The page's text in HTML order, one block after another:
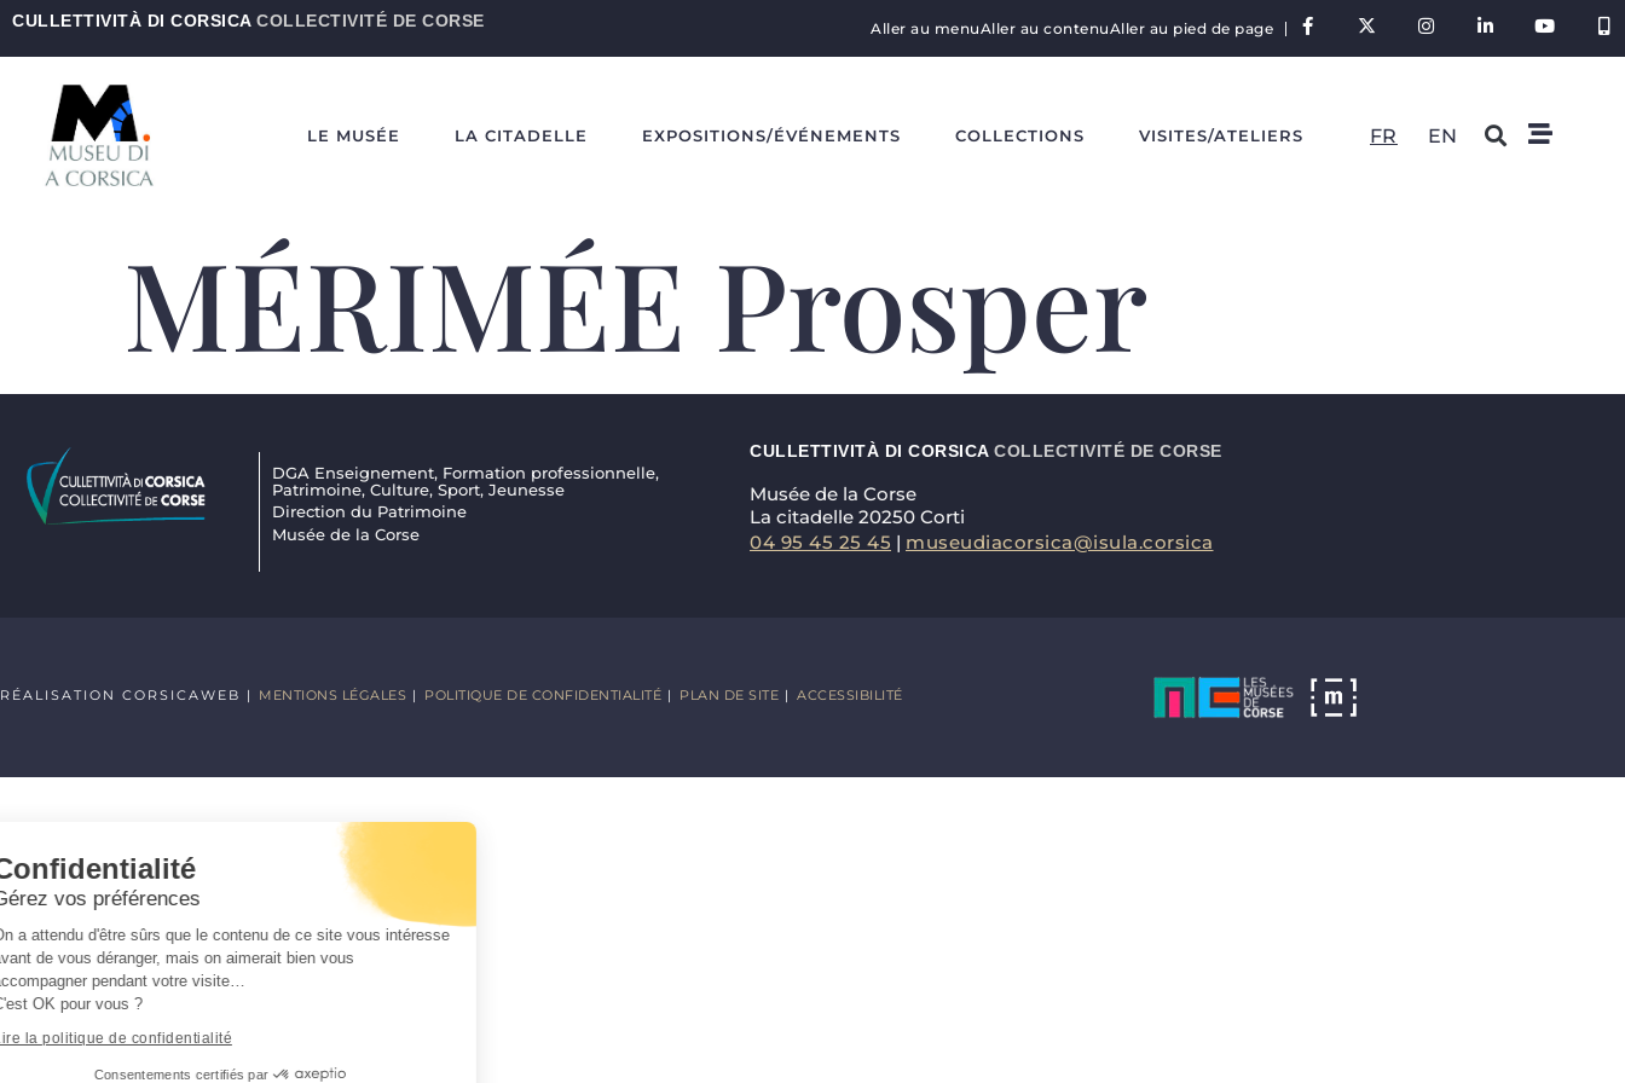
Confidentialité
Gérez vos préférences
On a attendu d'être sûrs que le contenu de ce site vous intéresse
avant de vous déranger, mais on aimerait bien vous
accompagner pendant votre visite…
C'est OK pour vous ?
Lire la politique de confidentialité
Consentements certifiés par
CULLETTIVITÀ DI CORSICA COLLECTIVITÉ DE CORSE Aller au menuAller au contenuAller au pied de page
LE MUSÉE LA CITADELLE EXPOSITIONS/ÉVÉNEMENTS COLLECTIONS VISITES/ATELIERS FR EN
MÉRIMÉE Prosper
DGA Enseignement, Formation professionnelle,
Patrimoine, Culture, Sport, Jeunesse
Direction du Patrimoine
Musée de la Corse
CULLETTIVITÀ DI CORSICA COLLECTIVITÉ DE CORSE
Musée de la Corse
La citadelle 20250 Corti
04 95 45 25 45 | museudiacorsica@isula.corsica
RÉALISATION CORSICAWEB | MENTIONS LÉGALES | POLITIQUE DE CONFIDENTIALITÉ | PLAN DE SITE | ACCESSIBILITÉ